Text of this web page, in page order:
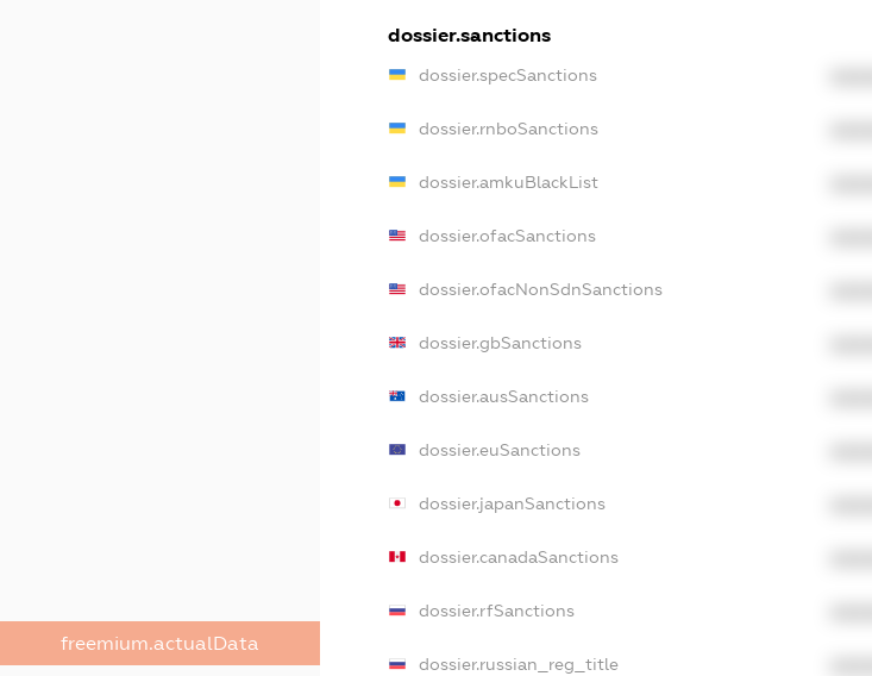
freemium.actualData
dossier.sanctions
dossier.specSanctions
dossier.rnboSanctions
dossier.amkuBlackList
dossier.ofacSanctions
dossier.ofacNonSdnSanctions
dossier.gbSanctions
dossier.ausSanctions
dossier.euSanctions
dossier.japanSanctions
dossier.canadaSanctions
dossier.rfSanctions
dossier.russian_reg_title